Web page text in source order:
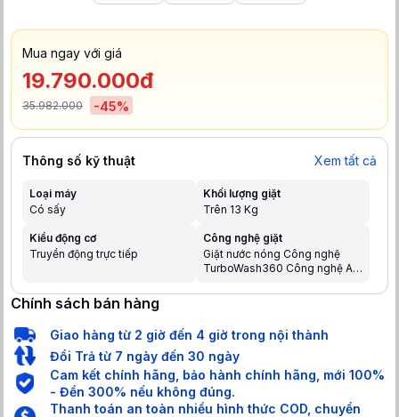
Mua ngay với giá
19.790.000đ
35.982.000 -45%
Thông số kỹ thuật Xem tất cả
Loại máy
Có sấy
Khối lượng giặt
Trên 13 Kg
Kiểu động cơ
Truyền động trực tiếp
Công nghệ giặt
Giặt nước nóng Công nghệ
TurboWash360 Công nghệ AI
giặt hơi nước Steam (cửa trước)
Chính sách bán hàng
Giao hàng từ 2 giờ đến 4 giờ trong nội thành
Đổi Trả từ 7 ngày đến 30 ngày
Cam kết chính hãng, bảo hành chính hãng, mới 100%
- Đền 300% nếu không đúng.
Thanh toán an toàn nhiều hình thức COD, chuyển